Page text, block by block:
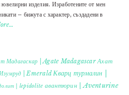
ювелирни изделия. Изработените от мен
– бижута с характер, създадени в
Мадагаскар | Agate Madagascar Ахат
| Emerald Кварц турмалин |
| lepidolite авантюрин | Aventurine